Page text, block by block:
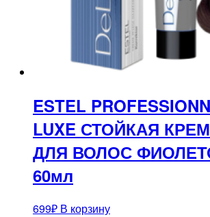
ESTEL
LUXE СТОЙКАЯ
ДЛЯ ВОЛОС
60мл
699₽ В корзину